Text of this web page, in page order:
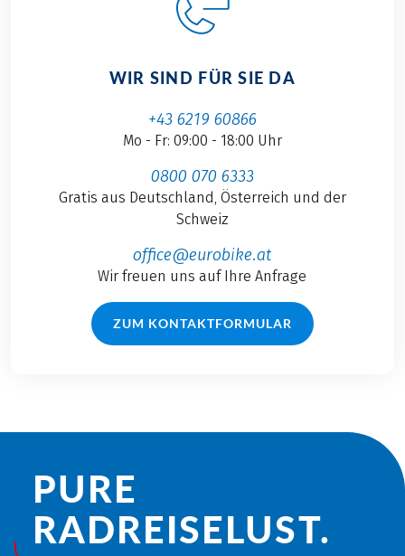
WIR SIND FÜR SIE DA
+43 6219 60866
Mo - Fr: 09:00 - 18:00 Uhr
0800 070 6333
Gratis aus Deutschland, Österreich und der
Schweiz
office@eurobike.at
Wir freuen uns auf Ihre Anfrage
ZUM KONTAKTFORMULAR
PURE
RADREISE­LUST.